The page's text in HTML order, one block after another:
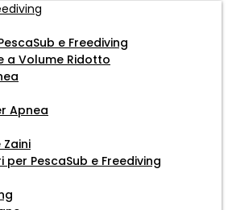
e Freediving
a Volume Ridotto
Apnea
Zaini
per PescaSub e Freediving